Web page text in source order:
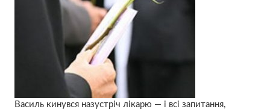
Василь кинувся назустріч лiкарю — і всі запитання,